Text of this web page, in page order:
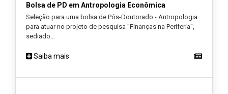
Bolsa de PD em Antropologia Econômica
Seleção para uma bolsa de Pós-Doutorado - Antropologia
para atuar no projeto de pesquisa "Finanças na Periferia",
sediado…
Saiba mais